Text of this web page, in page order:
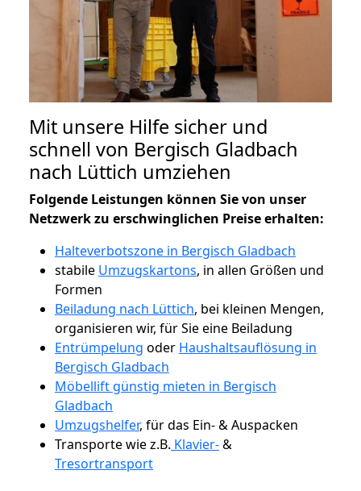
Mit unsere Hilfe sicher und
schnell von Bergisch Gladbach
nach Lüttich umziehen
Folgende Leistungen können Sie von unser
Netzwerk zu erschwinglichen Preise erhalten:
Halteverbotszone in Bergisch Gladbach
stabile Umzugskartons, in allen Größen und
Formen
Beiladung nach Lüttich, bei kleinen Mengen,
organisieren wir, für Sie eine Beiladung
Entrümpelung oder Haushaltsauflösung in
Bergisch Gladbach
Möbellift günstig mieten in Bergisch
Gladbach
Umzugshelfer, für das Ein- & Auspacken
Transporte wie z.B. Klavier-&
Tresortransport